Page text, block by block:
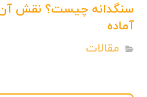
سنگدانه چیست؟ نقش
آماده
مقالات